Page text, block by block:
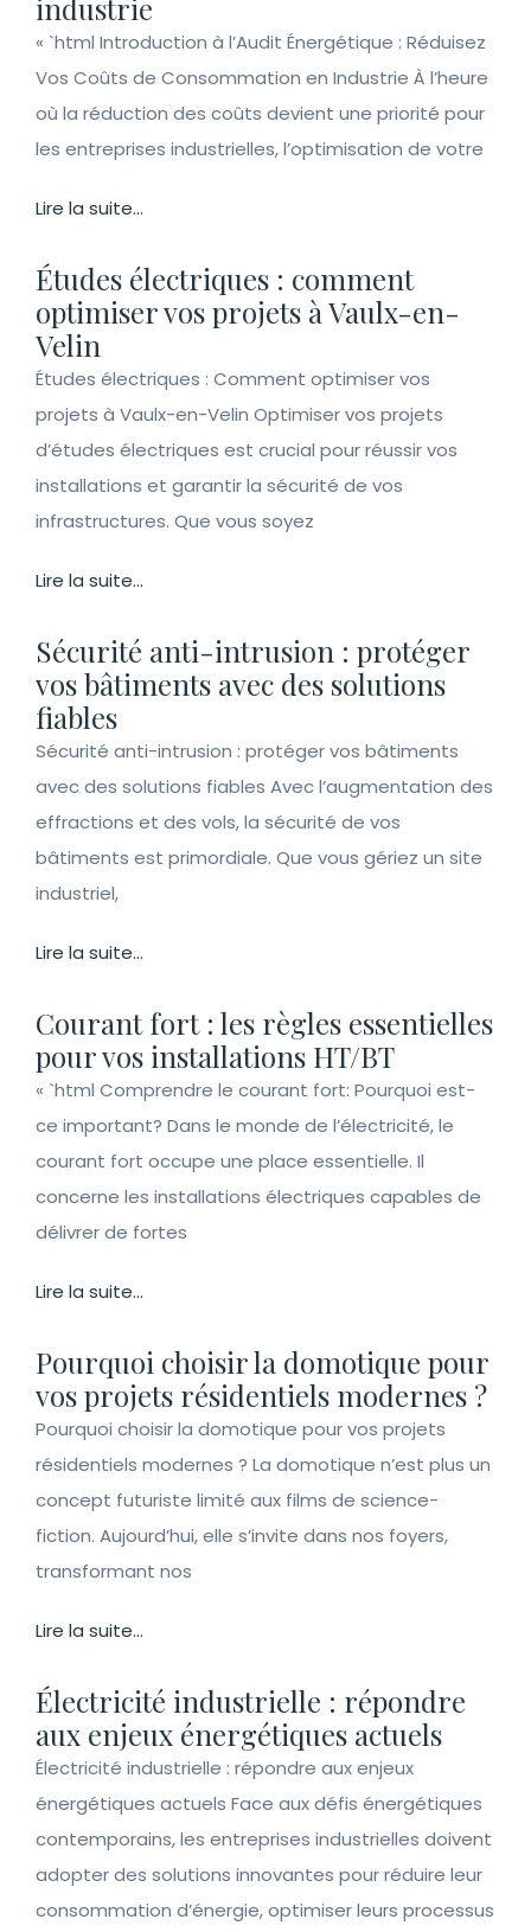
industrie
« `html Introduction à l’Audit Énergétique : Réduisez
Vos Coûts de Consommation en Industrie À l’heure
où la réduction des coûts devient une priorité pour
les entreprises industrielles, l’optimisation de votre
Lire la suite...
Études électriques : comment
optimiser vos projets à Vaulx-en-
Velin
Études électriques : Comment optimiser vos
projets à Vaulx-en-Velin Optimiser vos projets
d’études électriques est crucial pour réussir vos
installations et garantir la sécurité de vos
infrastructures. Que vous soyez
Lire la suite...
Sécurité anti-intrusion : protéger
vos bâtiments avec des solutions
fiables
Sécurité anti-intrusion : protéger vos bâtiments
avec des solutions fiables Avec l’augmentation des
effractions et des vols, la sécurité de vos
bâtiments est primordiale. Que vous gériez un site
industriel,
Lire la suite...
Courant fort : les règles essentielles
pour vos installations HT/BT
« `html Comprendre le courant fort: Pourquoi est-
ce important? Dans le monde de l’électricité, le
courant fort occupe une place essentielle. Il
concerne les installations électriques capables de
délivrer de fortes
Lire la suite...
Pourquoi choisir la domotique pour
vos projets résidentiels modernes ?
Pourquoi choisir la domotique pour vos projets
résidentiels modernes ? La domotique n’est plus un
concept futuriste limité aux films de science-
fiction. Aujourd’hui, elle s’invite dans nos foyers,
transformant nos
Lire la suite...
Électricité industrielle : répondre
aux enjeux énergétiques actuels
Électricité industrielle : répondre aux enjeux
énergétiques actuels Face aux défis énergétiques
contemporains, les entreprises industrielles doivent
adopter des solutions innovantes pour réduire leur
consommation d’énergie, optimiser leurs processus